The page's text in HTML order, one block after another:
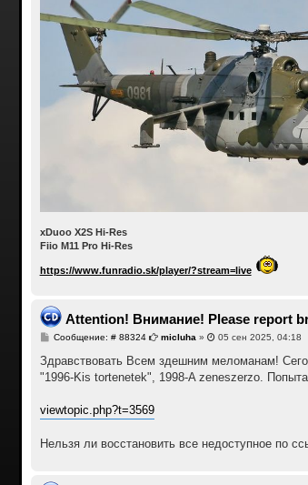
xDuoo X2S Hi-Res
Fiio M11 Pro Hi-Res
https://www.funradio.sk/player/?stream=live
Attention! Внимание! Please report
Сообщение: # 88324 С
о
щ
и
micluha » 05 сен 2025, 04:18
Здравствовать Всем здешним меломанам!
"1996-Kis tortenetek", 1998-A zeneszerzo.
viewtopic.php?t=3569
Нельзя ли восстановить все недоступное по